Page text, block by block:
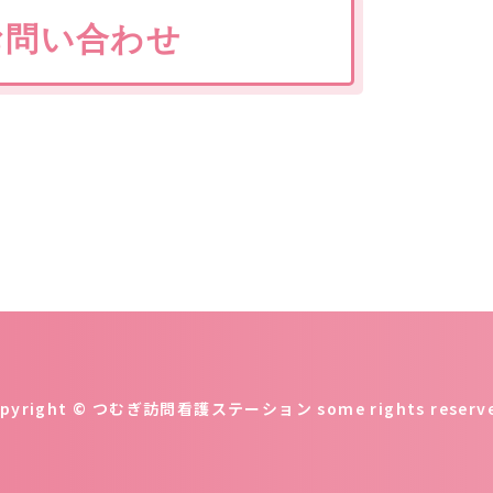
い合わせ
© つむぎ訪問看護ステーション some rights